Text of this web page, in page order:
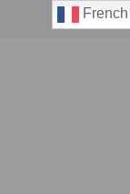
French